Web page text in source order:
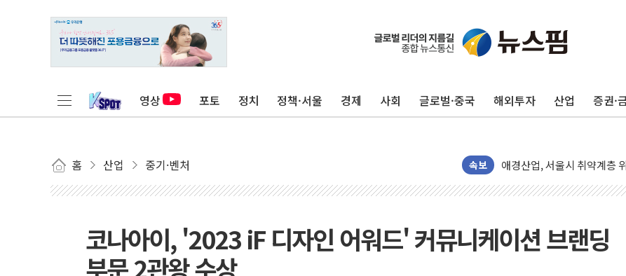
영상 포토 정치 정책·서울 경제 사회 글로벌·중국 해외투자 산업 증권·
홈 산업 중기·벤처 속보
카카오스타일 지그재그, '
풀무원푸드앤컬처, 인천공
중기부, 떡국·떡볶이떡 제조
[브라질증시] 금리 인하에도
카드사 고객 유입 창구 된 '
제나벨, 배우 공승연 브랜드
트럼프, 폴리실리콘·태양
코나아이, '2023 iF 디자인 어워드' 커뮤니케이션 브랜딩
부문 2관왕 수상